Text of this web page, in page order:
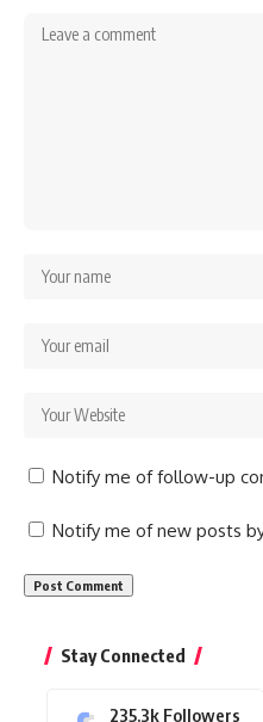
Notify me of follow-up
Notify me of new posts
Stay Connected
235.3k Followers